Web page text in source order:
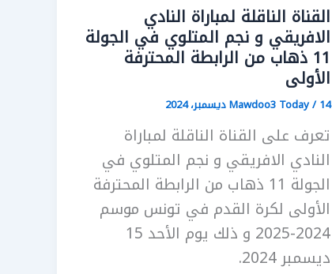
القناة الناقلة لمباراة النادي
الافريقي و نجم المتلوي في الجولة
11 ذهاب من الرابطة المحترفة
الأولى
Mawdoo3 Today/14 ديسمبر، 2024
تعرف على القناة الناقلة لمباراة
النادي الافريقي و نجم المتلوي في
الجولة 11 ذهاب من الرابطة المحترفة
الأولى لكرة القدم في تونس موسم
2024-2025 و ذلك يوم الأحد 15
ديسمبر 2024.